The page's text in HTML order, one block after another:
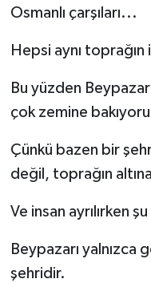
Osmanlı çarşıları...
Hepsi aynı
Bu yüzden
çok zemine
Çünkü bazen bir
değil, toprağın
Ve insan ayrılırken
Beypazarı yalnızca
şehridir.